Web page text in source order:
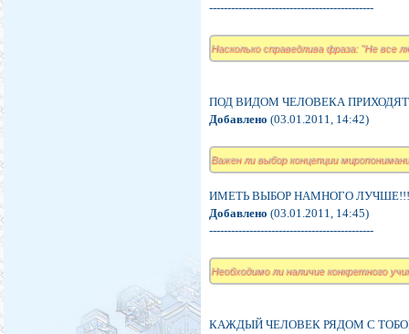
---------------------------------------------
Насколько справедлива фраза: "Не все
ПОД ВИДОМ ЧЕЛОВЕКА
Добавлено (03.01.2011, 14:42)
Важен ли выбор концепции
ИМЕТЬ ВЫБОР НАМНОГО
Добавлено (03.01.2011, 14:45)
---------------------------------------------
Необходимо ли наличие конкретного
КАЖДЫЙ ЧЕЛОВЕК РЯДОМ С